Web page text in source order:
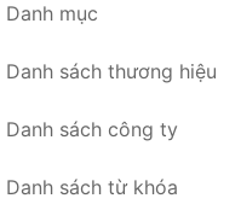
Danh mục
Danh sách thương hiệu
Danh sách công ty
Danh sách từ khóa